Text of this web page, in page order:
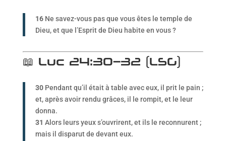
16Ne savez-vous pas que vous êtes le temple de
Dieu, et que l’Esprit de Dieu habite en vous ?
📖 Luc 24:30–32 (LSG)
30Pendant qu’il était à table avec eux, il prit le pain ;
et, après avoir rendu grâces, il le rompit, et le leur
donna.
31 Alors leurs yeux s’ouvrirent, et ils le reconnurent ;
mais il disparut de devant eux.